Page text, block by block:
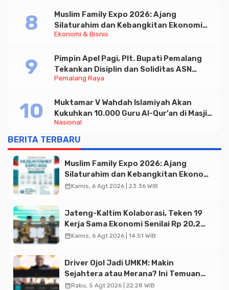
Ekonomi & Bisnis
Muslim Family Expo 2026: Ajang
Silaturahim dan Kebangkitan Ekonomi
Halal di Jakarta
Pemalang Raya
Pimpin Apel Pagi, Plt. Bupati Pemalang
Tekankan Disiplin dan Soliditas ASN
untuk Pelayanan Publik
Nasional
Muktamar V Wahdah Islamiyah Akan
Kukuhkan 10.000 Guru Al-Qur’an di Masjid
Istiqlal
BERITA TERBARU
Muslim Family Expo 2026: Ajang
Silaturahim dan Kebangkitan Ekonomi
Halal di Jakarta
calendar_monthKamis, 6 Agt 2026 | 23:36 WIB
Jateng-Kaltim Kolaborasi, Teken 19
Kerja Sama Ekonomi Senilai Rp 20,2
Triliun
calendar_monthKamis, 6 Agt 2026 | 14:51 WIB
Driver Ojol Jadi UMKM: Makin
Sejahtera atau Merana? Ini Temuan
Diskusi Paramadina
calendar_monthRabu, 5 Agt 2026 | 22:28 WIB